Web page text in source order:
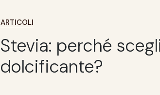
ARTICOLI
Stevia: perché
dolcificante?